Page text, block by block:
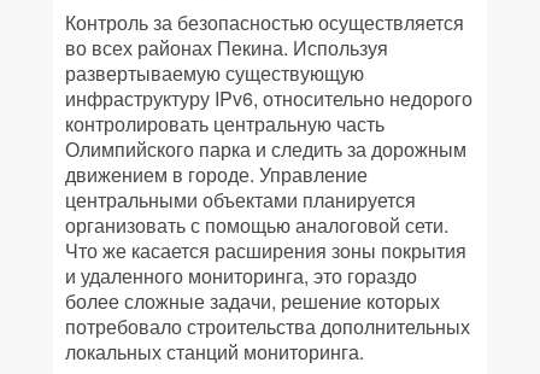
Контроль за безопасностью осуществляется
во всех районах Пекина. Используя
развертываемую существующую
инфраструктуру IPv6, относительно недорого
контролировать центральную часть
Олимпийского парка и следить за дорожным
движением в городе. Управление
центральными объектами планируется
организовать с помощью аналоговой сети.
Что же касается расширения зоны покрытия
и удаленного мониторинга, это гораздо
более сложные задачи, решение которых
потребовало строительства дополнительных
локальных станций мониторинга.